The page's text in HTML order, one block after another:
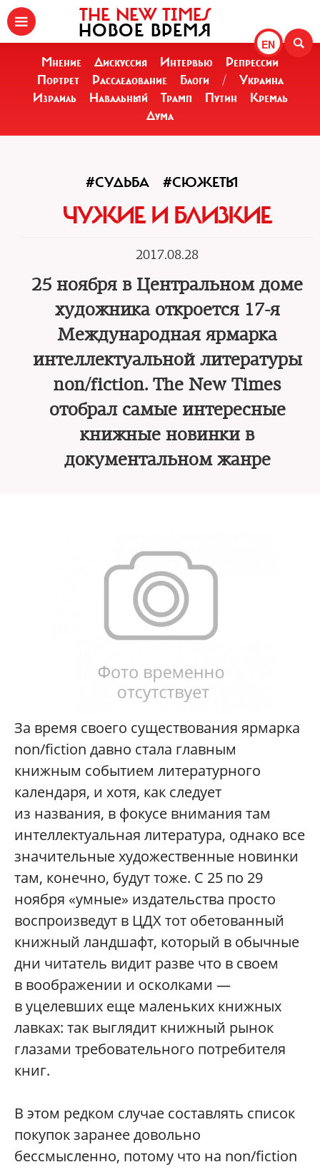
EN
THE NEW TIMES
НОВОЕ ВРЕМЯ
Мнение Дискуссия Интервью
Репрессии
Портрет
Расследование Блоги /
Украина
Израиль
Навальный Трамп Путин
Кремль
Дума
#СУДЬБА #СЮЖЕТЫ
ЧУЖИЕ И БЛИЗКИЕ
2017.08.28
25 ноября в Центральном доме
художника откроется 17-я
Международная ярмарка
интеллектуальной литературы
non/fiction. The New Times
отобрал самые интересные
книжные новинки в
документальном жанре
За время своего существования ярмарка
non/fiction давно стала главным
книжным событием литературного
календаря, и хотя, как следует
из названия, в фокусе внимания там
интеллектуальная литература, однако все
значительные художественные новинки
там, конечно, будут тоже. С 25 по 29
ноября «умные» издательства просто
воспроизведут в ЦДХ тот обетованный
книжный ландшафт, который в обычные
дни читатель видит разве что в своем
в воображении и осколками —
в уцелевших еще маленьких книжных
лавках: так выглядит книжный рынок
глазами требовательного потребителя
книг.
В этом редком случае составлять список
покупок заранее довольно
бессмысленно, потому что на non/fiction